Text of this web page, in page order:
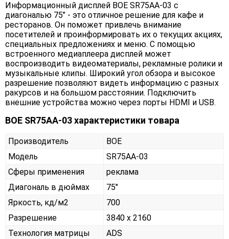
Информационный дисплей BOE SR75AA-03 с
диагональю 75’’ - это отличное решение для кафе и
ресторанов. Он поможет привлечь внимание
посетителей и проинформировать их о текущих акциях,
специальных предложениях и меню. С помощью
встроенного медиаплеера дисплей может
воспроизводить видеоматериалы, рекламные ролики и
музыкальные клипы. Широкий угол обзора и высокое
разрешение позволяют видеть информацию с разных
ракурсов и на большом расстоянии. Подключить
внешние устройства можно через порты HDMI и USB.
BOE SR75AA-03 характеристики товара
Производитель
BOE
Модель
SR75AA-03
Сферы применения
реклама
Диагональ в дюймах
75"
Яркость, кд/м2
700
Разрешение
3840 x 2160
Технология матрицы
ADS